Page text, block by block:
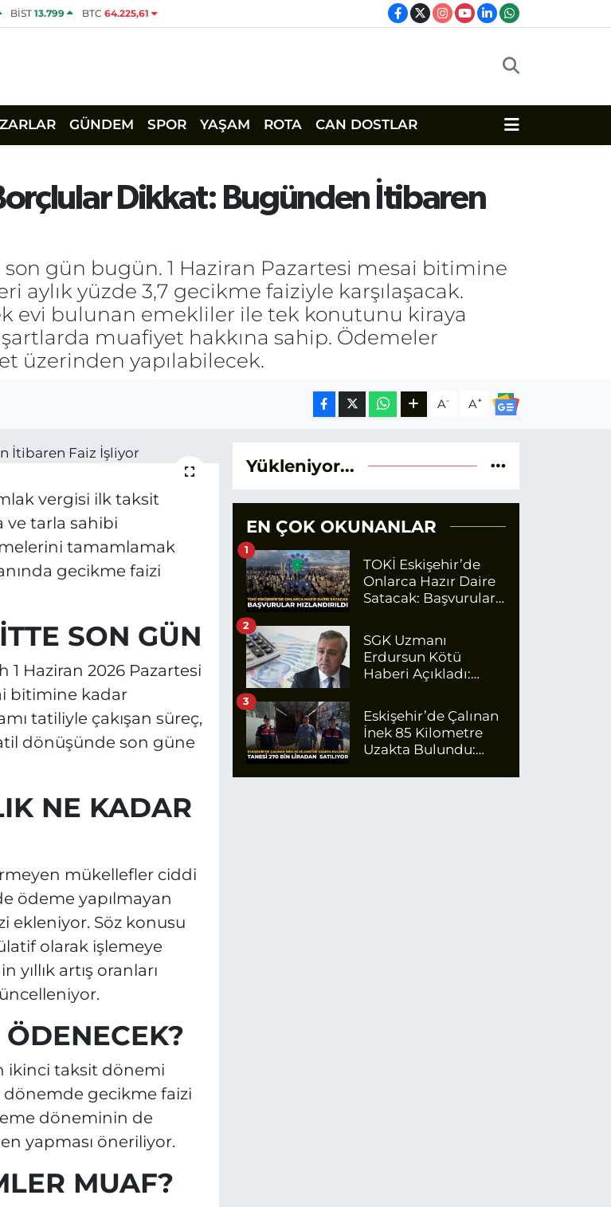
BİST13.799 BTC 64.225,61
GÜNDEM SPOR YAŞAM ROTA CAN DOSTLAR
Dikkat: Bugünden İtibaren
gün bugün. 1 Haziran Pazartesi mesai bitimine
yüzde 3,7 gecikme faiziyle karşılaşacak.
evi bulunan emekliler ile tek konutunu kiraya
muafiyet hakkına sahip. Ödemeler
üzerinden yapılabilecek.
A- A+
vergisi ilk taksit
ve tarla sahibi
tamamlamak
gecikme faizi
SON GÜN
Haziran 2026 Pazartesi
bitimine kadar
tatiliyle çakışan süreç,
dönüşünde son güne
NE KADAR
mükellefler ciddi
ödeme yapılmayan
ekleniyor. Söz konusu
olarak işlemeye
artış oranları
ikinci taksit dönemi
dönemde gecikme faizi
döneminin de
yapması öneriliyor.
MUAF?
Yükleniyor...
EN ÇOK OKUNANLAR
TOKİ Eskişehir’de
Onlarca Hazır Daire
Satacak: Başvurular
1
SGK Uzmanı
Erdursun Kötü
Haberi Açıkladı:
İçin Net Rakam
2
Eskişehir’de Çalınan
İnek 85 Kilometre
Uzakta Bulundu:
Liradan Satılıyor
3